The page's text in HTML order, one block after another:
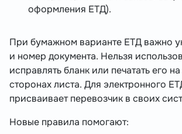
оформления ЕТД).
При бумажном варианте ЕТД важно
и номер документа. Нельзя
исправлять бланк или печатать его
сторонах листа. Для электронного
присваивает перевозчик в своих
Новые правила помогают: